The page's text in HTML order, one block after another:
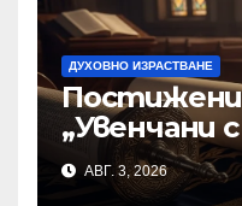
ДУХОВНО ИЗРАСТВАНЕ
„Увенчани
АВГ. 3, 2026